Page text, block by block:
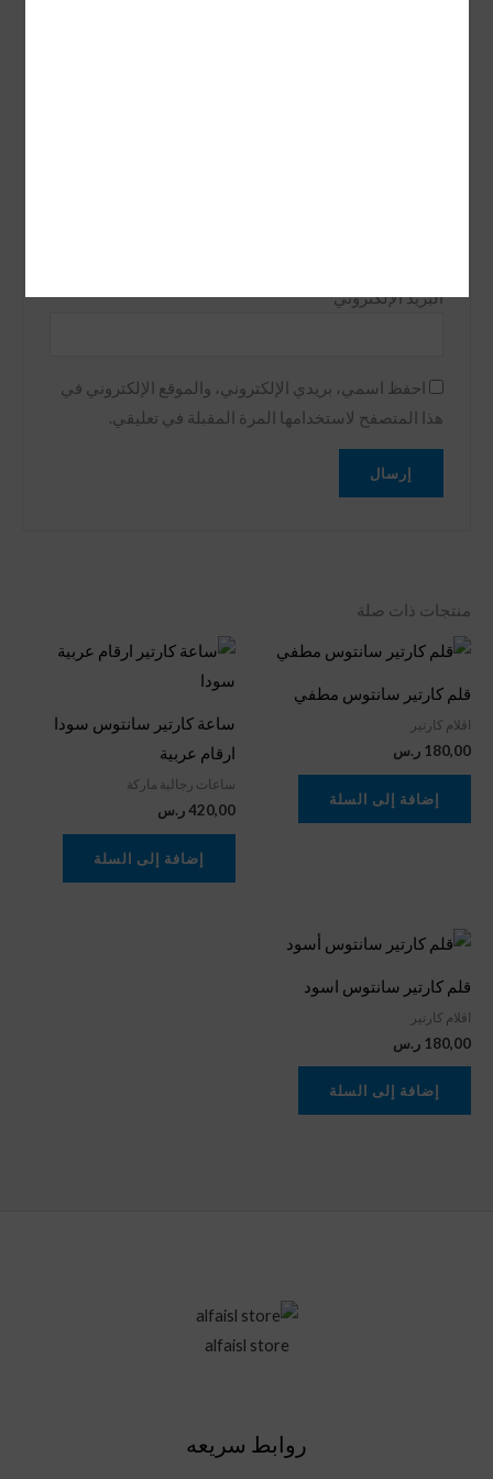
البريد الإلكتروني*
احفظ اسمي، بريدي الإلكتروني، والموقع الإلكتروني في
هذا المتصفح لاستخدامها المرة المقبلة في تعليقي.
منتجات ذات صلة
قلم كارتير سانتوس مطفي
اقلام كارتير
180,00 ر.س
إضافة إلى السلة
ساعة كارتير سانتوس سودا
ارقام عربية
ساعات رجالية ماركة
420,00ر.س
إضافة إلى السلة
قلم كارتير سانتوس اسود
اقلام كارتير
180,00 ر.س
إضافة إلى السلة
alfaisl store
روابط سريعه